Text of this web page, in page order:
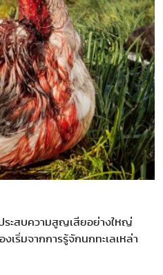
ระสบความสูญเสียอย่างใหญ่
เริ่มจากการรู้จักนกทะเลเหล่า